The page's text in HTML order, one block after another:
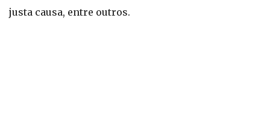
justa causa, entre outros.